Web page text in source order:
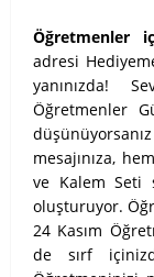
Öğretmenler
adresi
yanınızda!
Öğretmenler
mesajınıza,
ve Kalem Seti
oluşturuyor.
24 Kasım
de sırf